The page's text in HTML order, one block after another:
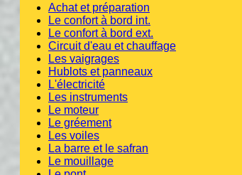
Achat et préparation
Le confort à bord int.
Le confort à bord ext.
Circuit d'eau et chauffage
Les vaigrages
Hublots et panneaux
L'électricité
Les instruments
Le moteur
Le gréement
Les voiles
La barre et le safran
Le mouillage